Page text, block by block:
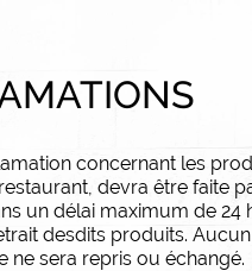
concernant les
devra être faite
un délai maximum de 24
desdits produits.
ne sera repris ou échangé.